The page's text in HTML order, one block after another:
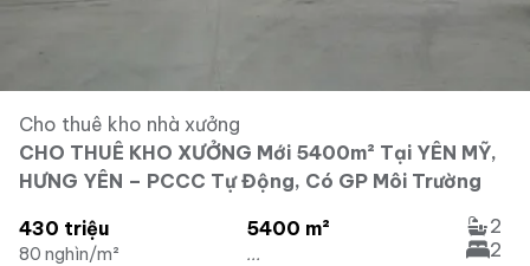
Cho thuê kho nhà xưởng
CHO THUÊ KHO XƯỞNG Mới 5400m² Tại YÊN MỸ,
HƯNG YÊN – PCCC Tự Động, Có GP Môi Trường
430 triệu
80 nghìn/m²
5400 m²
...
2
2